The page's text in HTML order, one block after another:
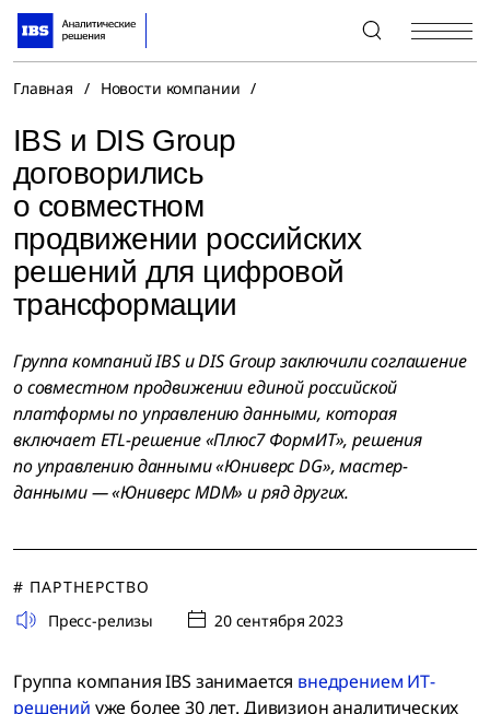
+7 (495) 967-80-80
Главная / Новости компании /
IBS и DIS Group
договорились
о совместном
продвижении российских
решений для цифровой
трансформации
Группа компаний IBS и DIS Group заключили соглашение
о совместном продвижении единой российской
платформы по управлению данными, которая
включает ETL-решение «Плюс7 ФормИТ», решения
по управлению данными «Юниверс DG», мастер-
данными — «Юниверс MDM» и ряд других.
# ПАРТНЕРСТВО
Пресс-релизы
20 сентября 2023
Группа компания IBS занимается внедрением ИТ-
решений уже более 30 лет. Дивизион аналитических